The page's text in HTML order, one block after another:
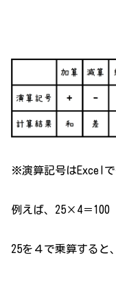
※演算記号はExcelで
例えば、25×4＝
25を４で乗算すると